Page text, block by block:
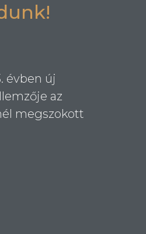
évben új
az
megszokott